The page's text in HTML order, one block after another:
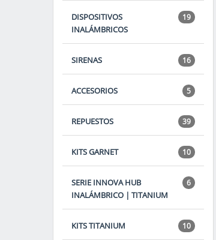
19
DISPOSITIVOS
INALÁMBRICOS
16
SIRENAS
5
ACCESORIOS
39
REPUESTOS
10
KITS GARNET
6
SERIE INNOVA HUB
INALÁMBRICO | TITANIUM
10
KITS TITANIUM